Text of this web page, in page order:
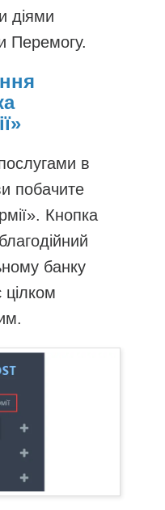
діями
Перемогу.
в
побачите
Кнопка
банку
цілком